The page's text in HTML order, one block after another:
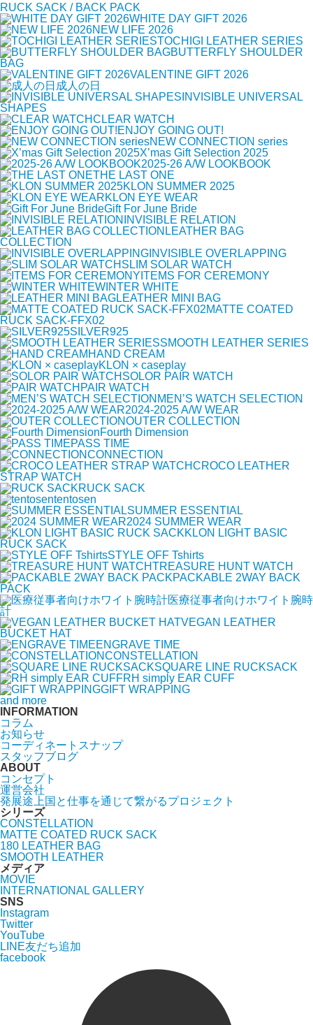
RUCK SACK / BACK PACK
WHITE DAY GIFT 2026
NEW LIFE 2026
TOCHIGI LEATHER SERIES
BUTTERFLY SHOULDER
BAG
VALENTINE GIFT 2026
成人の日
INVISIBLE UNIVERSAL
SHAPES
CLEAR WATCH
ENJOY GOING OUT!
NEW CONNECTION series
X’mas Gift Selection 2025
2025-26 A/W LOOKBOOK
THE LAST ONE
KLON SUMMER 2025
KLON EYE WEAR
Gift For June Bride
INVISIBLE RELATION
LEATHER BAG
COLLECTION
INVISIBLE OVERLAPPING
SLIM SOLAR WATCH
ITEMS FOR CEREMONY
WINTER WHITE
LEATHER MINI BAG
MATTE COATED
RUCK SACK-FFX02
SILVER925
SMOOTH LEATHER SERIES
HAND CREAM
KLON × caseplay
SOLOR PAIR WATCH
PAIR WATCH
MEN’S WATCH SELECTION
2024-2025 A/W WEAR
OUTER COLLECTION
Fourth Dimension
PASS TIME
CONNECTION
CROCO LEATHER
STRAP WATCH
RUCK SACK
tentosen
SUMMER ESSENTIAL
2024 SUMMER WEAR
KLON LIGHT BASIC
RUCK SACK
STYLE OFF Tshirts
TREASURE HUNT WATCH
PACKABLE 2WAY BACK
PACK
医療従事者向けホワイト腕時
計
VEGAN LEATHER
BUCKET HAT
ENGRAVE TIME
CONSTELLATION
SQUARE LINE RUCKSACK
RH simply EAR CUFF
GIFT WRAPPING
and more
INFORMATION
コラム
お知らせ
コーディネートスナップ
スタッフブログ
ABOUT
コンセプト
運営会社
発展途上国と仕事を通じて繋がるプロジェクト
シリーズ
CONSTELLATION
MATTE COATED RUCK SACK
180 LEATHER BAG
SMOOTH LEATHER
メディア
MOVIE
INTERNATIONAL GALLERY
SNS
Instagram
Twitter
YouTube
LINE友だち追加
facebook